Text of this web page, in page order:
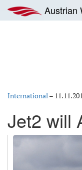
Inhalt
springen
Austrian
International–
Jet2 will